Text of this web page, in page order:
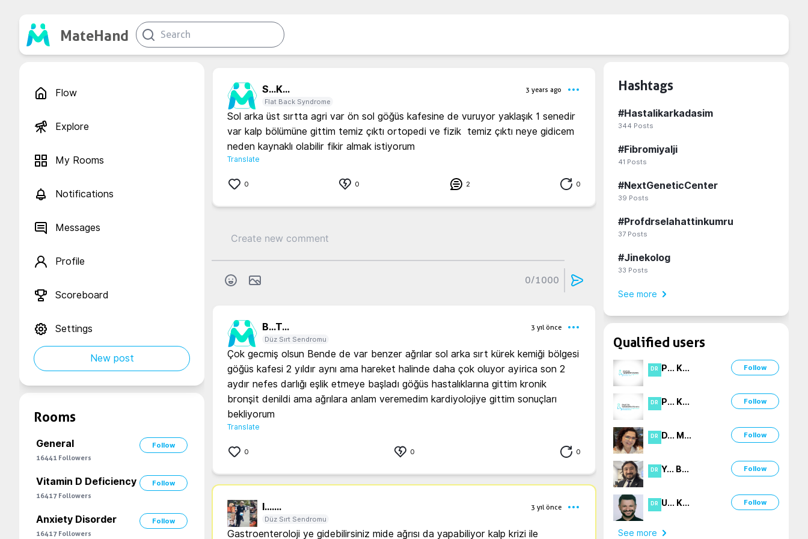
MateHand
Flow
Explore
My Rooms
Notifications
Messages
Profile
Scoreboard
Settings
New post
Rooms
General
Follow
16441 Followers
Vitamin D Deficiency
Follow
16417 Followers
Anxiety Disorder
Follow
16417 Followers
S...K...
3 years ago
Flat Back Syndrome
Sol arka üst sırtta agri var ön sol göğüs kafesine de vuruyor yaklaşık 1 senedir
var kalp bölümüne gittim temiz çıktı ortopedi ve fizik  temiz çıktı neye gidicem
neden kaynaklı olabilir fikir almak istiyorum
Translate
0 0 2 0
0/1000
B...T...
3 yıl önce
Düz Sırt Sendromu
Çok gecmiş olsun Bende de var benzer ağrılar sol arka sırt kürek kemiği bölgesi
göğüs kafesi 2 yıldır aynı ama hareket halinde daha çok oluyor ayirica son 2
aydır nefes darlığı eşlik etmeye başladı göğüs hastalıklarına gittim kronik
bronşit denildi ama ağrılara anlam veremedim kardiyolojiye gittim sonuçları
bekliyorum
Translate
0 0 0
l.......
3 yıl önce
Düz Sırt Sendromu
Gastroenteroloji ye gidebilirsiniz mide ağrısı da yapabiliyor kalp krizi ile
Hashtags
#Hastalikarkadasim
344 Posts
#Fibromiyalji
41 Posts
#NextGeneticCenter
39 Posts
#Profdrselahattinkumru
37 Posts
#Jinekolog
33 Posts
See more
Qualified users
DR P... K... Follow
DR P... K... Follow
DR D... M... Follow
DR Y... B... Follow
DR U... K... Follow
See more